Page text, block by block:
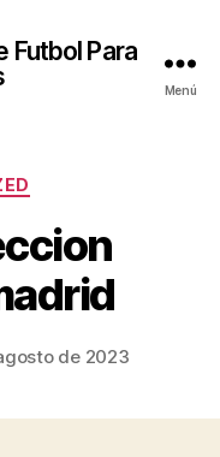
Futbol Para
Menú
de 2023